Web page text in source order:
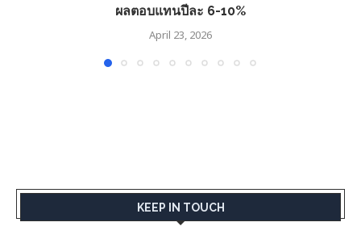
ผลตอบแทนปีละ 6-10%
April 23, 2026
KEEP IN TOUCH